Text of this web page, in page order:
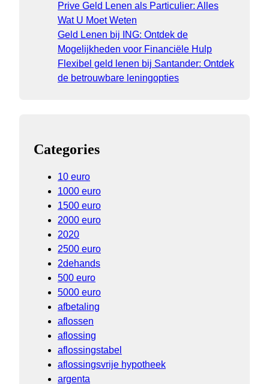
Prive Geld Lenen als Particulier: Alles
Wat U Moet Weten
Geld Lenen bij ING: Ontdek de
Mogelijkheden voor Financiële Hulp
Flexibel geld lenen bij Santander: Ontdek
de betrouwbare leningopties
Categories
10 euro
1000 euro
1500 euro
2000 euro
2020
2500 euro
2dehands
500 euro
5000 euro
afbetaling
aflossen
aflossing
aflossingstabel
aflossingsvrije hypotheek
argenta